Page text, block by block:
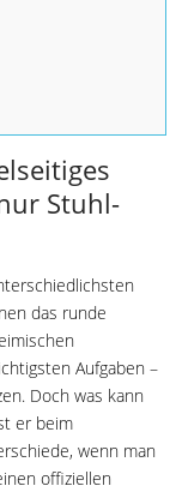
Stuhl-
das runde
Aufgaben –
Doch was kann
er beim
wenn man
offiziellen